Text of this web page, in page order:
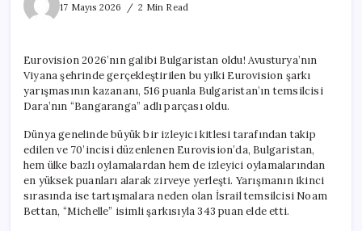
17 Mayıs 2026
2 Min Read
Eurovision 2026’nın galibi Bulgaristan oldu! Avusturya’nın
Viyana şehrinde gerçekleştirilen bu yılki Eurovision şarkı
yarışmasının kazananı, 516 puanla Bulgaristan’ın temsilcisi
Dara’nın “Bangaranga” adlı parçası oldu.
Dünya genelinde büyük bir izleyici kitlesi tarafından takip
edilen ve 70’incisi düzenlenen Eurovision’da, Bulgaristan,
hem ülke bazlı oylamalardan hem de izleyici oylamalarından
en yüksek puanları alarak zirveye yerleşti. Yarışmanın ikinci
sırasında ise tartışmalara neden olan İsrail temsilcisi Noam
Bettan, “Michelle” isimli şarkısıyla 343 puan elde etti.